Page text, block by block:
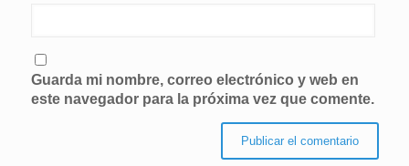
Guarda mi nombre, correo electrónico y web en
este navegador para la próxima vez que comente.